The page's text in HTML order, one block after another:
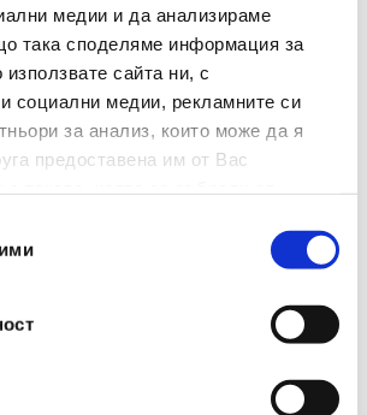
медии и да анализираме
така споделяме информация за
използвате сайта ни, с
социални медии, рекламните си
за анализ, които може да я
предоставена им от Вас
5